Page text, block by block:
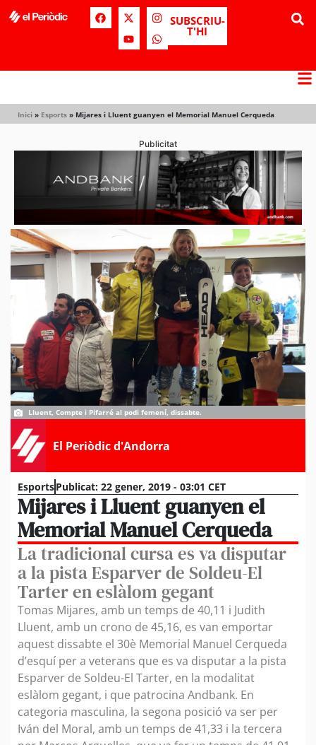
SUBSCRIU-
T'HI
Inici » Esports » Mijares i Lluent guanyen el Memorial Manuel Cerqueda
Publicitat
Lluent, Compte i Pifarré al podi femení, dissabte.
El Periòdic d'Andorra
EsportsPublicat: 22 gener, 2019 - 03:01 CET
Mijares i Lluent guanyen el
Memorial Manuel Cerqueda
La tradicional cursa es va disputar
a la pista Esparver de Soldeu-El
Tarter en eslàlom gegant
Tomas Mijares, amb un temps de 40,11 i Judith
Lluent, amb un crono de 45,16, es van emportar
aquest dissabte el 30è Memorial Manuel Cerqueda
d’esquí per a veterans que es va disputar a la pista
Esparver de Soldeu-El Tarter, en la modalitat
eslàlom gegant, i que patrocina Andbank. En
categoria masculina, la segona posició va ser per
Iván del Moral, amb un temps de 41,33 i la tercera